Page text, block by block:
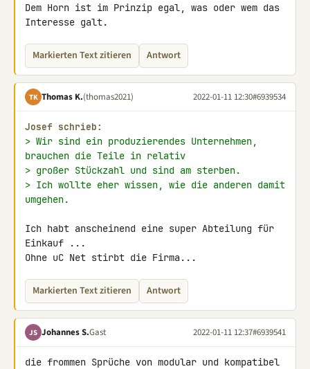
Dem Horn ist im Prinzip egal, was oder wem das
Interesse galt.
Markierten Text zitieren Antwort
TK Thomas K.(thomas2021) 2022-01-11 12:30#6939534
Josef schrieb:
> Wir sind ein produzierendes Unternehmen,
brauchen die Teile in relativ
> großer Stückzahl und sind am sterben.
> Ich wollte eher wissen, wie die anderen damit
umgehen.
Ich habt anscheinend eine super Abteilung für
Einkauf ...
Ohne uC Net stirbt die Firma...
Markierten Text zitieren Antwort
JS Johannes S.Gast 2022-01-11 12:37#6939541
die frommen Sprüche von modular und kompatibel